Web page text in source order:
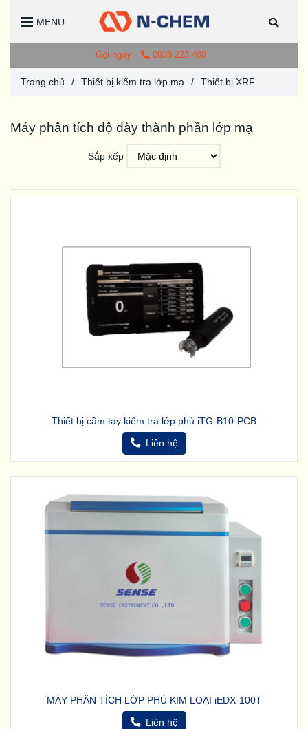
MENU
Gọi ngay 0938.223.488
Trang chủ / Thiết bị kiểm tra lớp mạ / Thiết bị XRF
Máy phân tích dộ dày thành phần lớp mạ
Sắp xếp
Thiết bị cầm tay kiểm tra lớp phủ iTG-B10-PCB
Liên hệ
MÁY PHÂN TÍCH LỚP PHỦ KIM LOẠI iEDX-100T
Liên hệ